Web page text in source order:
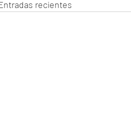
recientes